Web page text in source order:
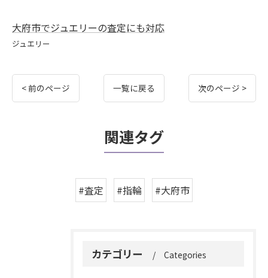
大府市でジュエリーの査定にも対応
ジュエリー
< 前のページ 一覧に戻る 次のページ >
関連タグ
#査定 #指輪 #大府市
カテゴリー Categories